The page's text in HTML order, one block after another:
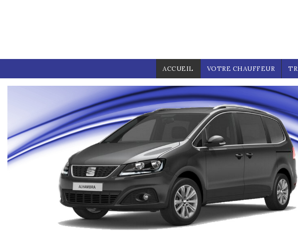
ACCUEIL VOTRE CHAUFFEUR